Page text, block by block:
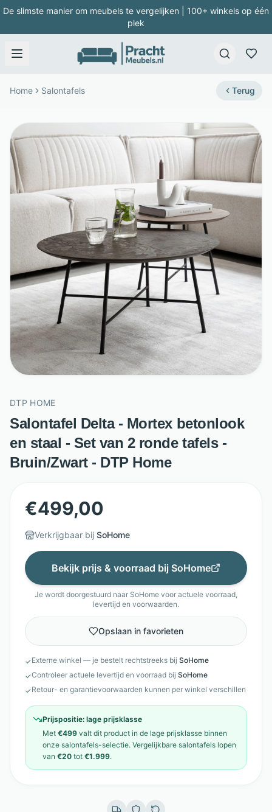
De slimste manier om meubels te vergelijken | 100+ winkels op één
plek
Home Salontafels Terug
DTP HOME
Salontafel Delta - Mortex betonlook
en staal - Set van 2 ronde tafels -
Bruin/Zwart - DTP Home
€499,00
Verkrijgbaar bij SoHome
Bekijk prijs & voorraad bij SoHome
Je wordt doorgestuurd naar SoHome voor actuele voorraad,
levertijd en voorwaarden.
Opslaan in favorieten
✓Externe winkel — je bestelt rechtstreeks bij SoHome
✓Controleer actuele levertijd en voorraad bij SoHome
✓Retour- en garantievoorwaarden kunnen per winkel verschillen
Prijspositie: lage prijsklasse
Met €499 valt dit product in de lage prijsklasse binnen
onze salontafels-selectie. Vergelijkbare salontafels lopen
van €20 tot €1.999.